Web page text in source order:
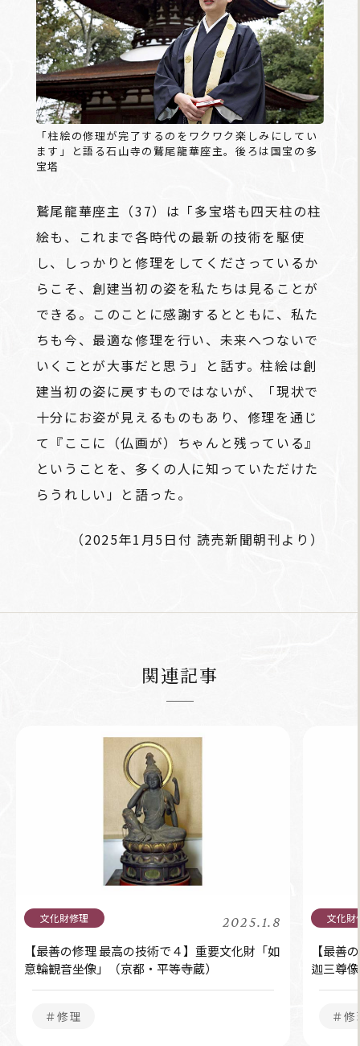
「柱絵の修理が完了するのをワクワク楽しみにしてい
ます」と語る石山寺の鷲尾龍華座主。後ろは国宝の多
宝塔
鷲尾龍華座主（37）は「多宝塔も四天柱の柱
絵も、これまで各時代の最新の技術を駆使
し、しっかりと修理をしてくださっているか
らこそ、創建当初の姿を私たちは見ることが
できる。このことに感謝するとともに、私た
ちも今、最適な修理を行い、未来へつないで
いくことが大事だと思う」と話す。柱絵は創
建当初の姿に戻すものではないが、「現状で
十分にお姿が見えるものもあり、修理を通じ
て『ここに（仏画が）ちゃんと残っている』
ということを、多くの人に知っていただけた
らうれしい」と語った。
（2025年1月5日付 読売新聞朝刊より）
関連記事
2025.1.8
【最善の修理 最高の技術で４】重要文化財「如
意輪観音坐像」（京都・平等寺蔵）
＃修理
【最善
迦三尊
＃修